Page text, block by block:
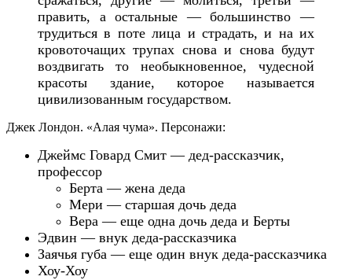
править, а остальные — большинство —
трудиться в поте лица и страдать, и на их
кровоточащих трупах снова и снова будут
воздвигать то необыкновенное, чудесной
красоты здание, которое называется
цивилизованным государством.
Джек Лондон. «Алая чума». Персонажи:
Джеймс Говард Смит — дед-рассказчик,
профессор
Берта — жена деда
Мери — старшая дочь деда
Вера — еще одна дочь деда и Берты
Эдвин — внук деда-рассказчика
Заячья губа — еще один внук деда-рассказчика
Хоу-Хоу